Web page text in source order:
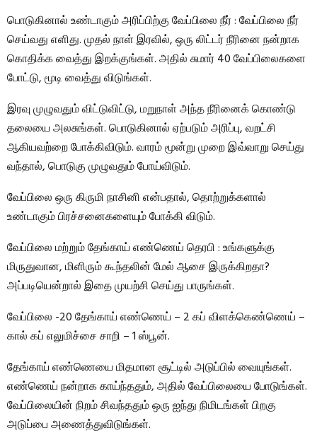
பொடுகினால் உண்டாகும் அரிப்பிற்கு வேப்பிலை நீர் : வேப்பிலை நீர்
செய்வது எளிது. முதல் நாள் இரவில், ஒரு லிட்டர் நீரினை நன்றாக
கொதிக்க வைத்து இறக்குங்கள். அதில் சுமார் 40 வேப்பிலைகளை
போட்டு, மூடி வைத்து விடுங்கள்.
இரவு முழுவதும் விட்டுவிட்டு, மறுநாள் அந்த நீரினைக் கொண்டு
தலையை அலசுங்கள். பொடுகினால் ஏற்படும் அரிப்பு, வறட்சி
ஆகியவற்றை போக்கிவிடும். வாரம் மூன்று முறை இவ்வாறு செய்து
வந்தால், பொடுகு முழுவதும் போய்விடும்.
வேப்பிலை ஒரு கிருமி நாசினி என்பதால், தொற்றுக்களால்
உண்டாகும் பிரச்சனைகளையும் போக்கி விடும்.
வேப்பிலை மற்றும் தேங்காய் எண்ணெய் தெரபி : உங்களுக்கு
மிருதுவான, மிளிரும் கூந்தலின் மேல் ஆசை இருக்கிறதா?
அப்படியென்றால் இதை முயற்சி செய்து பாருங்கள்.
வேப்பிலை -20 தேங்காய் எண்ணெய் – 2 கப் விளக்கெண்ணெய் –
கால் கப் எலுமிச்சை சாறி – 1 ஸ்பூன்.
தேங்காய் எண்ணெயை மிதமான சூட்டில் அடுப்பில் வையுங்கள்.
எண்ணெய் நன்றாக காய்ந்ததும், அதில் வேப்பிலையை போடுங்கள்.
வேப்பிலையின் நிறம் சிவந்ததும் ஒரு ஐந்து நிமிடங்கள் பிறகு
அடுப்பை அணைத்துவிடுங்கள்.